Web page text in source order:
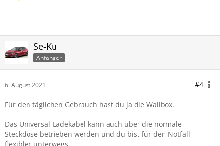
Se-Ku
Anfänger
6. August 2021 #4
Für den täglichen Gebrauch hast du ja die Wallbox.
Das Universal-Ladekabel kann auch über die normale
Steckdose betrieben werden und du bist für den Notfall
flexibler unterwegs.